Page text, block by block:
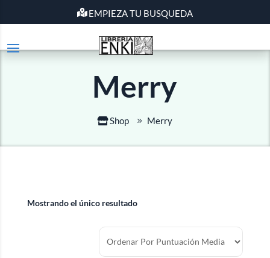
EMPIEZA TU BUSQUEDA
Merry
Shop Merry
Mostrando el único resultado